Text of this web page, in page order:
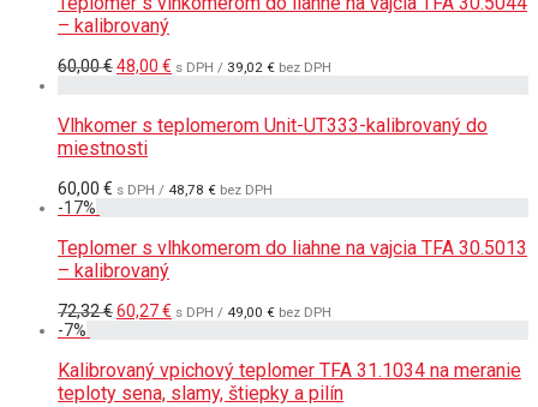
– kalibrovaný
60,00€Pôvodná
60,00 €.
48,00 € Aktuálna
48,00 €.
s DPH / 39,02 € bez DPH
Vlhkomer s teplomerom Unit-UT333-kalibrovaný do
miestnosti
60,00 € s DPH / 48,78 € bez DPH
-17%
Teplomer s vlhkomerom do liahne na vajcia TFA 30.5013
– kalibrovaný
72,32€Pôvodná
72,32 €.
60,27€ Aktuálna
60,27 €.
s DPH / 49,00 € bez DPH
-7%
Kalibrovaný vpichový teplomer TFA 31.1034 na meranie
teploty sena, slamy, štiepky a pilín